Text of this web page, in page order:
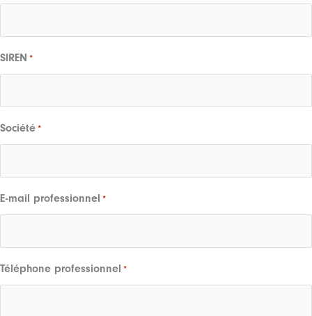
SIREN *
Société *
E-mail professionnel *
Téléphone professionnel *